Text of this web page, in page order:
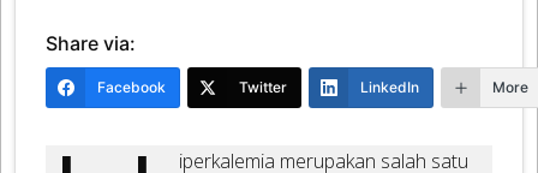
Share via:
Facebook Twitter LinkedIn More
iperkalemia merupakan salah satu